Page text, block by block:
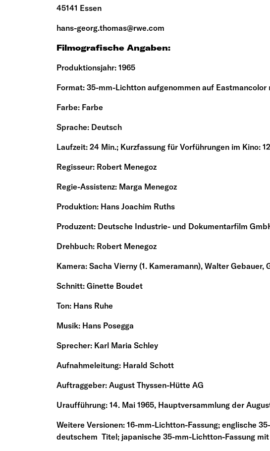
45141 Essen
hans-georg.thomas@rwe.com
Filmografische Angaben:
Produktionsjahr: 1965
Format: 35-mm-Lichtton aufgenommen auf
Farbe: Farbe
Sprache: Deutsch
Laufzeit: 24 Min.; Kurzfassung für Vorführungen im Kino:
Regisseur: Robert Menegoz
Regie-Assistenz: Marga Menegoz
Produktion: Hans Joachim Ruths
Produzent: Deutsche Industrie- und Dokumentarfilm
Drehbuch: Robert Menegoz
Kamera: Sacha Vierny (1. Kameramann), Walter Gebauer,
Schnitt: Ginette Boudet
Ton: Hans Ruhe
Musik: Hans Posegga
Sprecher: Karl Maria Schley
Aufnahmeleitung: Harald Schott
Auftraggeber: August Thyssen-Hütte AG
Uraufführung: 14. Mai 1965, Hauptversammlung der
Weitere Versionen: 16-mm-Lichtton-Fassung; englische
deutschem Titel; japanische 35-mm-Lichtton-Fassung